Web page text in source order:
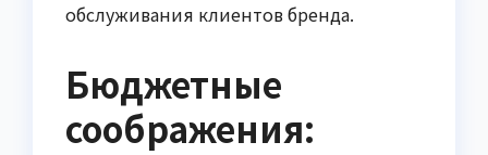
обслуживания клиентов бренда.
Бюджетные
соображения: